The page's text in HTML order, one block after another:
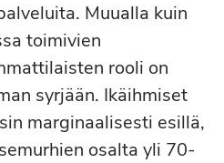
Muualla kuin
toimivien
rooli on
syrjään. Ikäihmiset
marginaalisesti esillä,
osalta yli 70-